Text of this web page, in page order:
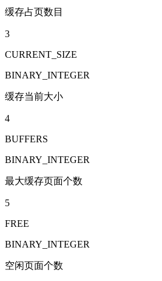
缓存占页数目
3
CURRENT_SIZE
BINARY_INTEGER
缓存当前大小
4
BUFFERS
BINARY_INTEGER
最大缓存页面个数
5
FREE
BINARY_INTEGER
空闲页面个数